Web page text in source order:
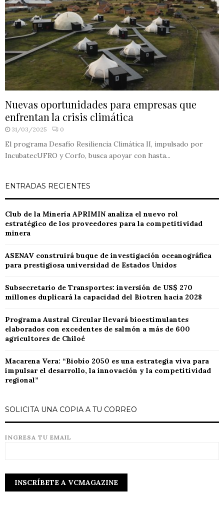
Nuevas oportunidades para empresas que
enfrentan la crisis climática
31/03/2025 0
El programa Desafío Resiliencia Climática II, impulsado por
IncubatecUFRO y Corfo, busca apoyar con hasta...
ENTRADAS RECIENTES
Club de la Minería APRIMIN analiza el nuevo rol
estratégico de los proveedores para la competitividad
minera
ASENAV construirá buque de investigación oceanográfica
para prestigiosa universidad de Estados Unidos
Subsecretario de Transportes: inversión de US$ 270
millones duplicará la capacidad del Biotren hacia 2028
Programa Austral Circular llevará bioestimulantes
elaborados con excedentes de salmón a más de 600
agricultores de Chiloé
Macarena Vera: “Biobío 2050 es una estrategia viva para
impulsar el desarrollo, la innovación y la competitividad
regional”
SOLICITA UNA COPIA A TU CORREO
INGRESA TU EMAIL